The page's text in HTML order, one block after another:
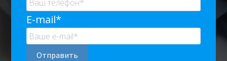
E-mail*